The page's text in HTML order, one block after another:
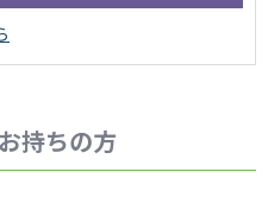
持ちの方